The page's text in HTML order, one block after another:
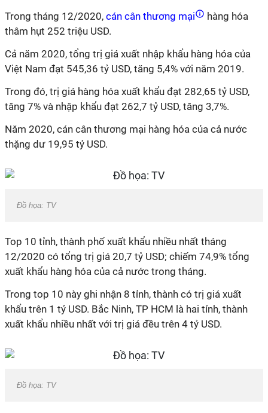
Trong tháng 12/2020, cán cân thương mại
hàng hóa
thâm hụt 252 triệu USD.
Cả năm 2020, tổng trị giá xuất nhập khẩu hàng hóa của
Việt Nam đạt 545,36 tỷ USD, tăng 5,4% với năm 2019.
Trong đó, trị giá hàng hóa xuất khẩu đạt 282,65 tỷ USD,
tăng 7% và nhập khẩu đạt 262,7 tỷ USD, tăng 3,7%.
Năm 2020, cán cân thương mại hàng hóa của cả nước
thặng dư 19,95 tỷ USD.
Đồ họa: TV
Top 10 tỉnh, thành phố xuất khẩu nhiều nhất tháng
12/2020 có tổng trị giá 20,7 tỷ USD; chiếm 74,9% tổng
xuất khẩu hàng hóa của cả nước trong tháng.
Trong top 10 này ghi nhận 8 tỉnh, thành có trị giá xuất
khẩu trên 1 tỷ USD. Bắc Ninh, TP HCM là hai tỉnh, thành
xuất khẩu nhiều nhất với trị giá đều trên 4 tỷ USD.
Đồ họa: TV